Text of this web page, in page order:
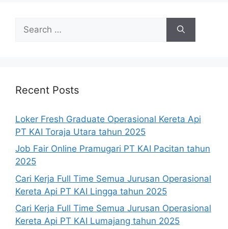
for:
Recent Posts
Loker Fresh Graduate Operasional Kereta Api
PT KAI Toraja Utara tahun 2025
Job Fair Online Pramugari PT KAI Pacitan tahun
2025
Cari Kerja Full Time Semua Jurusan Operasional
Kereta Api PT KAI Lingga tahun 2025
Cari Kerja Full Time Semua Jurusan Operasional
Kereta Api PT KAI Lumajang tahun 2025